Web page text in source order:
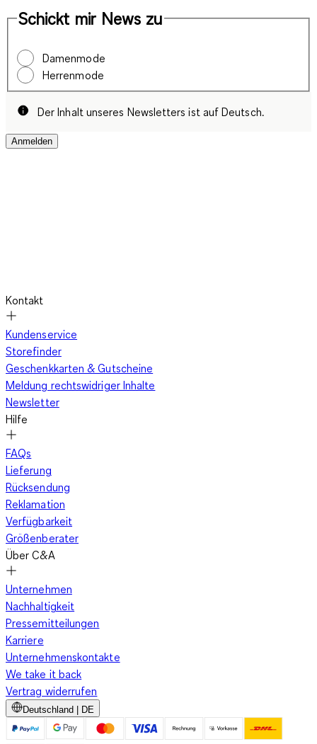
Schickt mir News zu
Damenmode
Herrenmode
Der Inhalt unseres Newsletters ist auf Deutsch.
Anmelden
Kontakt
Kundenservice
Storefinder
Geschenkkarten & Gutscheine
Meldung rechtswidriger Inhalte
Newsletter
Hilfe
FAQs
Lieferung
Rücksendung
Reklamation
Verfügbarkeit
Größenberater
Über C&A
Unternehmen
Nachhaltigkeit
Pressemitteilungen
Karriere
Unternehmenskontakte
We take it back
Vertrag widerrufen
Deutschland | DE